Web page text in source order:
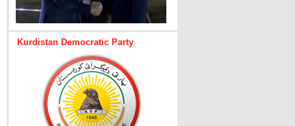
Kurdistan Democratic Party